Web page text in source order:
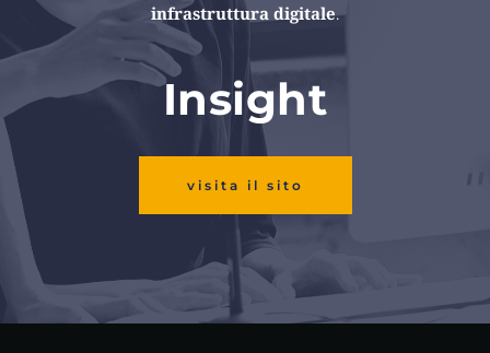
infrastruttura digitale.
Insight
visita il sito